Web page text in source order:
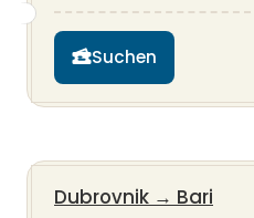
Suchen
Dubrovnik → Bari